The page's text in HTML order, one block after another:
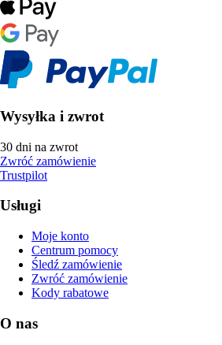
Wysyłka i zwrot
30 dni na zwrot
Zwróć zamówienie
Trustpilot
Usługi
Moje konto
Centrum pomocy
Śledź zamówienie
Zwróć zamówienie
Kody rabatowe
O nas